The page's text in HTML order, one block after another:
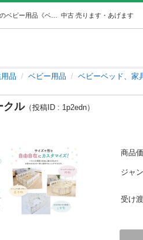
中古 売ります・あげます
品 ベビー用品 ベビーベッド、家
クル（投稿ID : 1p2edn）
商品
ジャ
受け